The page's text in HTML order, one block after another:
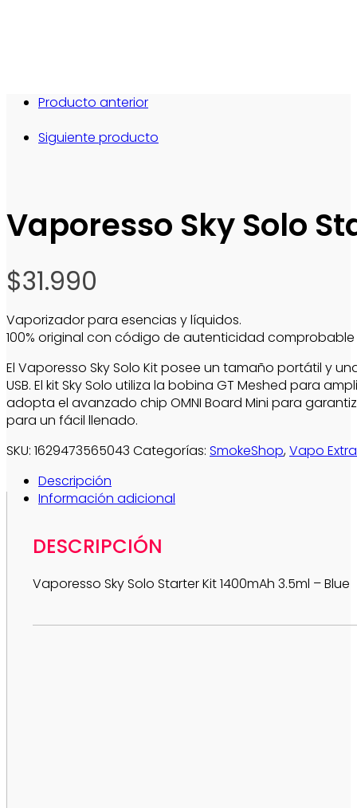
Producto anterior
Siguiente producto
Vaporesso Sky Solo
$31.990
Vaporizador para esencias y líquidos.
100% original con código de autenticidad
El Vaporesso Sky Solo Kit posee un tamaño portátil y
USB. El kit Sky Solo utiliza la bobina GT Meshed para
adopta el avanzado chip OMNI Board Mini para
para un fácil llenado.
SKU: 1629473565043 Categorías: SmokeShop,Vapo
Descripción
Información adicional
DESCRIPCIÓN
Vaporesso Sky Solo Starter Kit 1400mAh 3.5ml – Blue